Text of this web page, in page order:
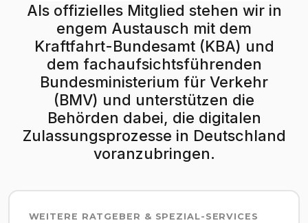
Als offizielles Mitglied stehen wir in
engem Austausch mit dem
Kraftfahrt-Bundesamt (KBA) und
dem fachaufsichtsführenden
Bundesministerium für Verkehr
(BMV) und unterstützen die
Behörden dabei, die digitalen
Zulassungsprozesse in Deutschland
voranzubringen.
WEITERE RATGEBER & SPEZIAL-SERVICES